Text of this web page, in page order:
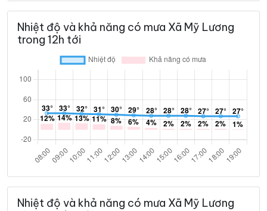
Nhiệt độ và khả năng có mưa Xã Mỹ Lương
trong 12h tới
Nhiệt độ và khả năng có mưa Xã Mỹ Lương